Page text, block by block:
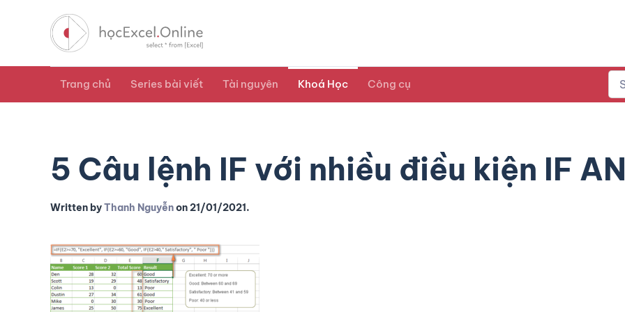
Trang chủ Series bài viết Tài nguyên Khoá Học Công cụ
5 Câu lệnh IF với nhiều điều kiện IF
Written byThanh Nguyễnon21/01/2021.